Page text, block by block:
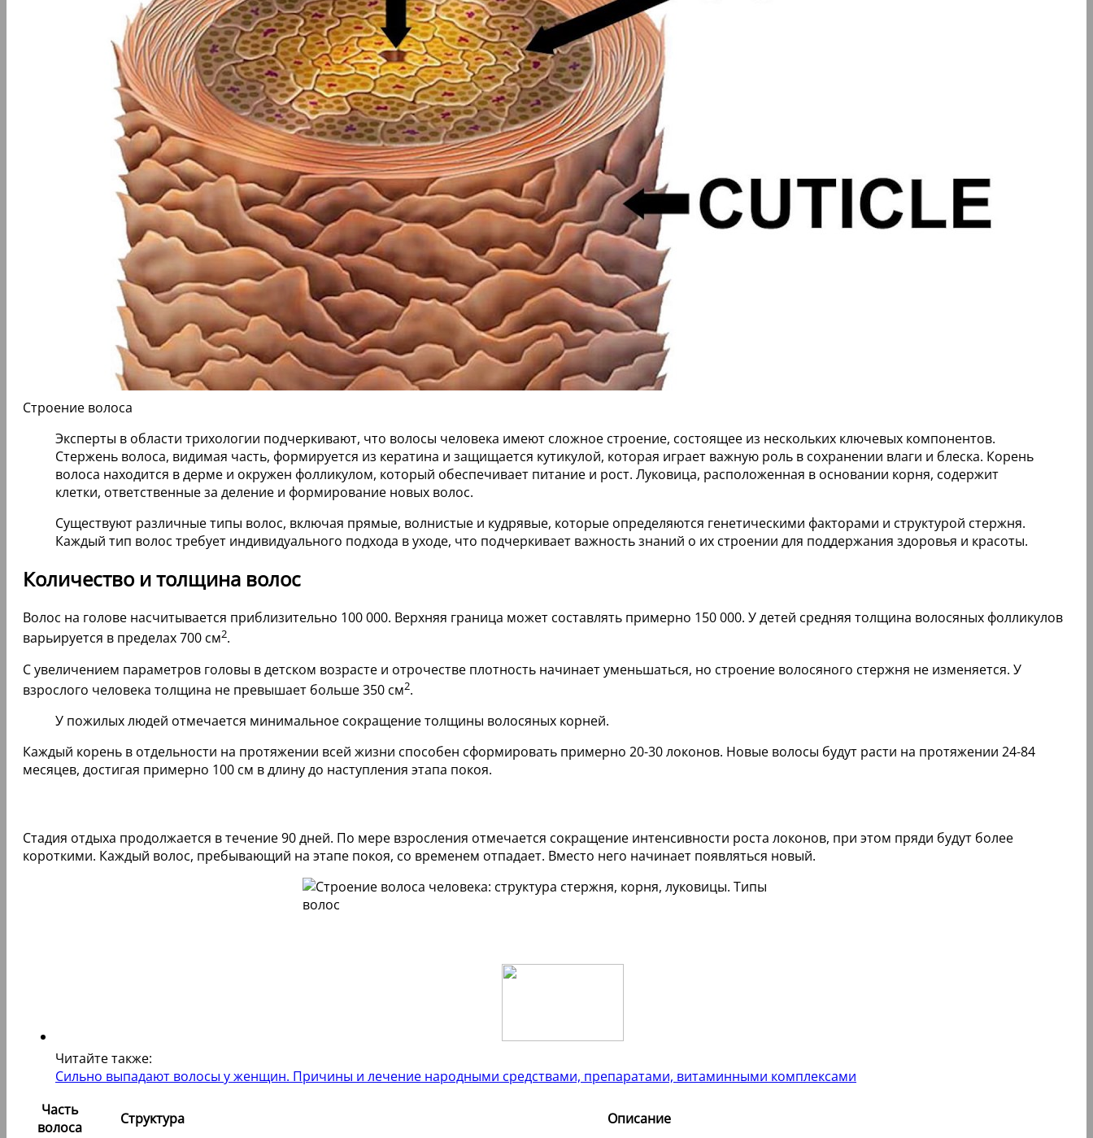
Строение волоса
Эксперты в области трихологии подчеркивают, что волосы человека имеют сложное строение, состоящее из нескольких ключевых компонентов.
Стержень волоса, видимая часть, формируется из кератина и защищается кутикулой, которая играет важную роль в сохранении влаги и блеска. Корень
волоса находится в дерме и окружен фолликулом, который обеспечивает питание и рост. Луковица, расположенная в основании корня, содержит
клетки, ответственные за деление и формирование новых волос.
Существуют различные типы волос, включая прямые, волнистые и кудрявые, которые определяются генетическими факторами и структурой стержня.
Каждый тип волос требует индивидуального подхода в уходе, что подчеркивает важность знаний о их строении для поддержания здоровья и красоты.
Количество и толщина волос
Волос на голове насчитывается приблизительно 100 000. Верхняя граница может составлять примерно 150 000. У детей средняя толщина волосяных фолликулов
варьируется в пределах 700 см2.
С увеличением параметров головы в детском возрасте и отрочестве плотность начинает уменьшаться, но строение волосяного стержня не изменяется. У
взрослого человека толщина не превышает больше 350 см2.
У пожилых людей отмечается минимальное сокращение толщины волосяных корней.
Каждый корень в отдельности на протяжении всей жизни способен сформировать примерно 20-30 локонов. Новые волосы будут расти на протяжении 24-84
месяцев, достигая примерно 100 см в длину до наступления этапа покоя.
Стадия отдыха продолжается в течение 90 дней. По мере взросления отмечается сокращение интенсивности роста локонов, при этом пряди будут более
короткими. Каждый волос, пребывающий на этапе покоя, со временем отпадает. Вместо него начинает появляться новый.
Читайте также:
Сильно выпадают волосы у женщин. Причины и лечение народными средствами, препаратами, витаминными комплексами
Часть
волоса
Структура Описание